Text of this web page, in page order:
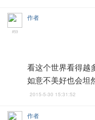
作者
#59
看这个世界看得越
如意不美好也会坦
2015-5-30 15:31:52
作者